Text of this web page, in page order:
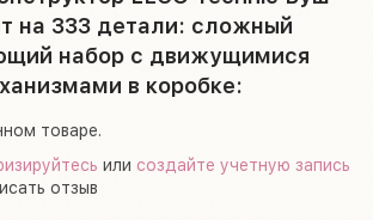
на 333 детали: сложный
набор с движущимися
в коробке:
товаре.
или создайте учетную запись
отзыв